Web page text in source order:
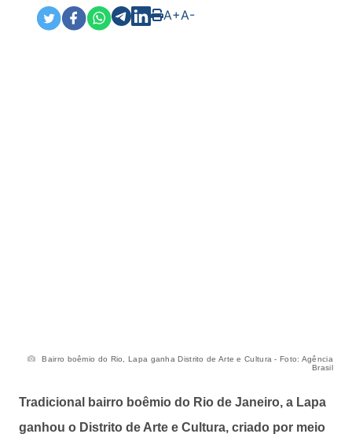
A+A-
Bairro boêmio do Rio, Lapa ganha Distrito de Arte e Cultura - Foto: Agência
Brasil
Tradicional bairro boêmio do Rio de Janeiro, a Lapa
ganhou o Distrito de Arte e Cultura, criado por meio